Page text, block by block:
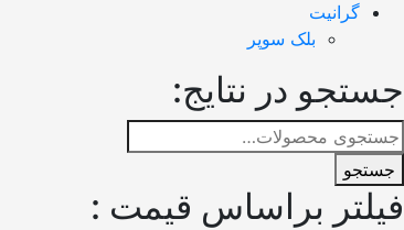
گرانیت
بلک سوپر
جستجو در نتایج:
جستجو
فیلتر براساس قیمت :